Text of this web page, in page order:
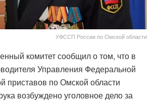
УФССП России по Омской области
комитет сообщил о том, что в
Управления Федеральной
приставов по Омской области
возбуждено уголовное дело за